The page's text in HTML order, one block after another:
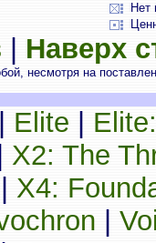
Нет
Наверх
несмотря на
Elite
X2: The
X4: